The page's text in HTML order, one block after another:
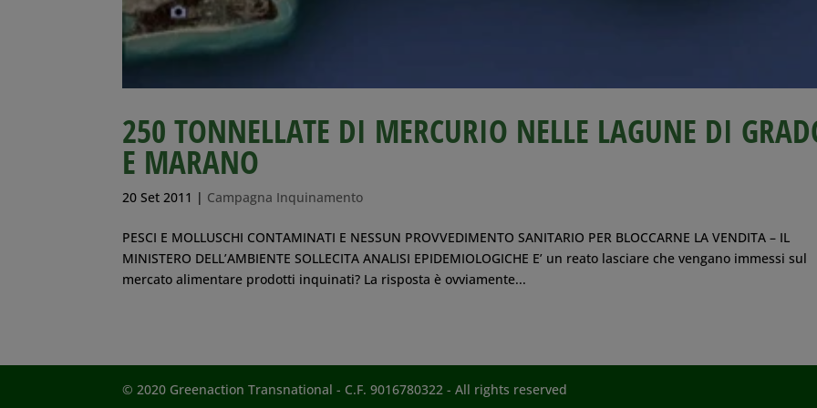
250 TONNELLATE DI MERCURIO NELLE LAGUNE DI
E MARANO
20 Set 2011 | Campagna Inquinamento
PESCI E MOLLUSCHI CONTAMINATI E NESSUN PROVVEDIMENTO SANITARIO PER BLOCCARNE LA VENDITA – IL
MINISTERO DELL’AMBIENTE SOLLECITA ANALISI EPIDEMIOLOGICHE E’ un reato lasciare che vengano immessi sul
mercato alimentare prodotti inquinati? La risposta è ovviamente...
© 2020 Greenaction Transnational - C.F. 9016780322 - All rights reserved